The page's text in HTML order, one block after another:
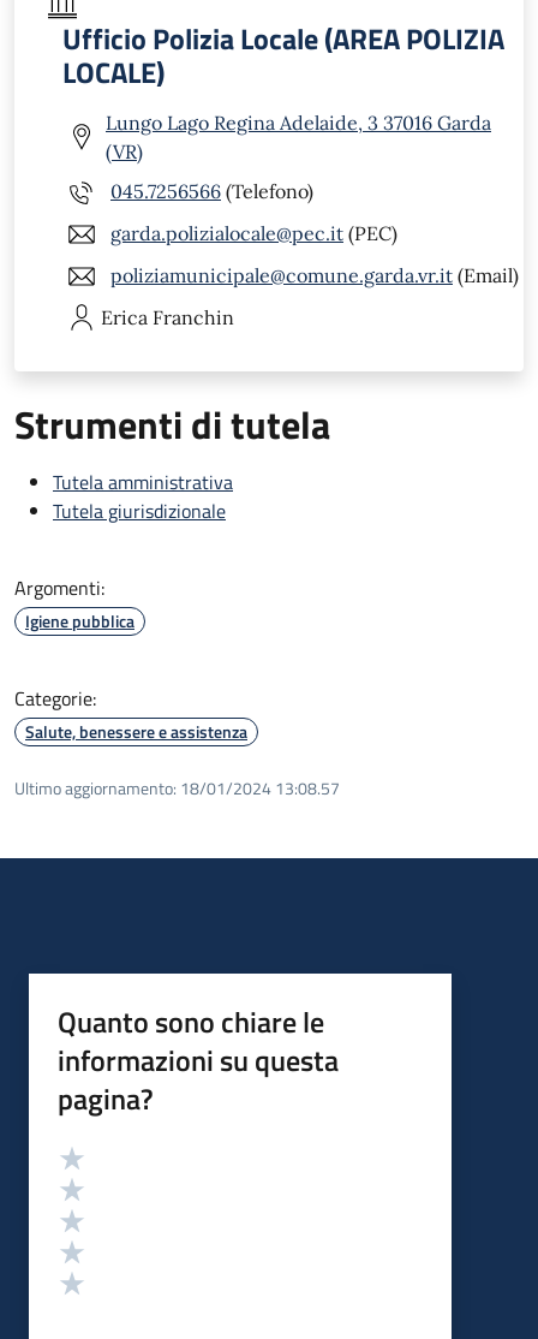
Ufficio Polizia Locale (AREA POLIZIA
LOCALE)
Lungo Lago Regina Adelaide, 3 37016 Garda
(VR)
045.7256566 (Telefono)
garda.polizialocale@pec.it (PEC)
poliziamunicipale@comune.garda.vr.it (Email)
Erica Franchin
Strumenti di tutela
Tutela amministrativa
Tutela giurisdizionale
Argomenti:
Igiene pubblica
Categorie:
Salute, benessere e assistenza
Ultimo aggiornamento: 18/01/2024 13:08.57
Quanto sono chiare le
informazioni su questa
pagina?
Valutazione